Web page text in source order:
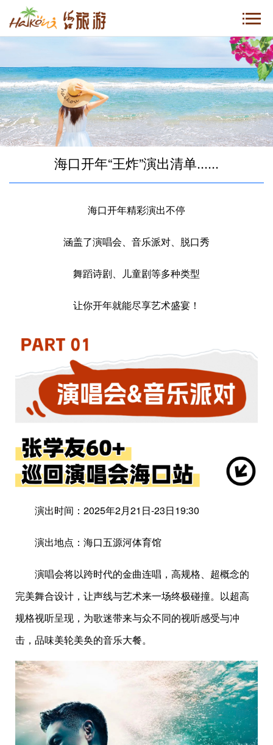
海口开年“王炸”演出清单......
海口开年精彩演出不停
涵盖了演唱会、音乐派对、脱口秀
舞蹈诗剧、儿童剧等多种类型
让你开年就能尽享艺术盛宴！
演出时间：2025年2月21日-23日19:30
演出地点：海口五源河体育馆
演唱会将以跨时代的金曲连唱，高规格、超概念的
完美舞合设计，让声线与艺术来一场终极碰撞。以超高
规格视听呈现，为歌迷带来与众不同的视听感受与冲
击，品味美轮美奂的音乐大餐。